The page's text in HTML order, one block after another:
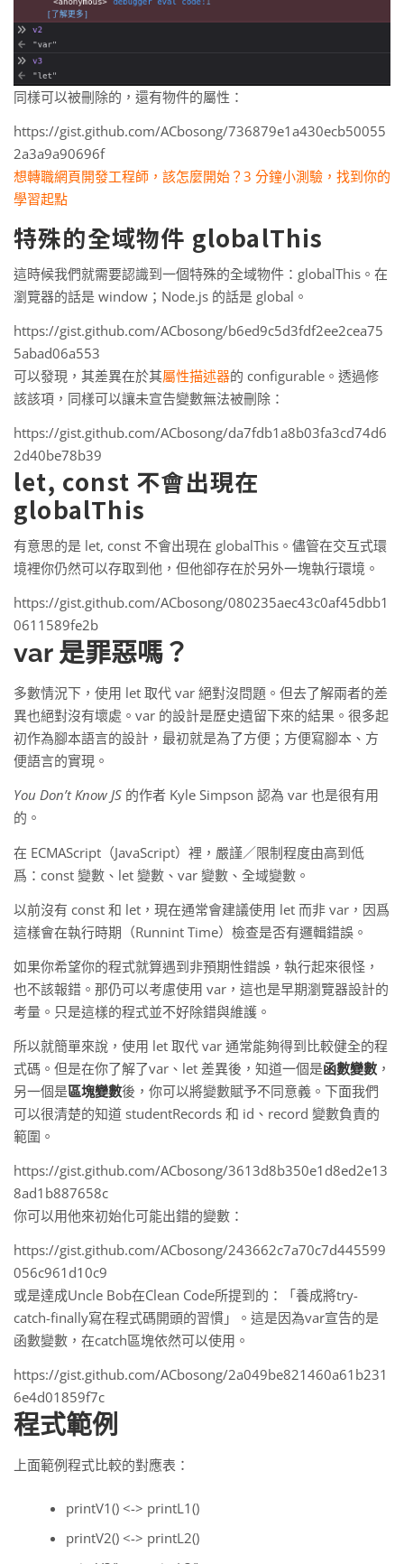
同樣可以被刪除的，還有物件的屬性：
https://gist.github.com/ACbosong/736879e1a430ecb50055
2a3a9a90696f
想轉職網頁開發工程師，該怎麼開始？3 分鐘小測驗，找到你的
學習起點
特殊的全域物件 globalThis
這時候我們就需要認識到一個特殊的全域物件：globalThis。在
瀏覽器的話是 window；Node.js 的話是 global。
https://gist.github.com/ACbosong/b6ed9c5d3fdf2ee2cea75
5abad06a553
可以發現，其差異在於其屬性描述器的 configurable。透過修
該該項，同樣可以讓未宣告變數無法被刪除：
https://gist.github.com/ACbosong/da7fdb1a8b03fa3cd74d6
2d40be78b39
let, const 不會出現在
globalThis
有意思的是 let, const 不會出現在 globalThis。儘管在交互式環
境裡你仍然可以存取到他，但他卻存在於另外一塊執行環境。
https://gist.github.com/ACbosong/080235aec43c0af45dbb1
0611589fe2b
var 是罪惡嗎？
多數情況下，使用 let 取代 var 絕對沒問題。但去了解兩者的差
異也絕對沒有壞處。var 的設計是歷史遺留下來的結果。很多起
初作為腳本語言的設計，最初就是為了方便；方便寫腳本、方
便語言的實現。
You Don’t Know JS 的作者 Kyle Simpson 認為 var 也是很有用
的。
在 ECMAScript（JavaScript）裡，嚴謹／限制程度由高到低
爲：const 變數、let 變數、var 變數、全域變數。
以前沒有 const 和 let，現在通常會建議使用 let 而非 var，因爲
這樣會在執行時期（Runnint Time）檢查是否有邏輯錯誤。
如果你希望你的程式就算遇到非預期性錯誤，執行起來很怪，
也不該報錯。那仍可以考慮使用 var，這也是早期瀏覽器設計的
考量。只是這樣的程式並不好除錯與維護。
所以就簡單來說，使用 let 取代 var 通常能夠得到比較健全的程
式碼。但是在你了解了var、let 差異後，知道一個是函數變數 ，
另一個是區塊變數後，你可以將變數賦予不同意義。下面我們
可以很清楚的知道 studentRecords 和 id、record 變數負責的
範圍。
https://gist.github.com/ACbosong/3613d8b350e1d8ed2e13
8ad1b887658c
你可以用他來初始化可能出錯的變數：
https://gist.github.com/ACbosong/243662c7a70c7d445599
056c961d10c9
或是達成Uncle Bob在Clean Code所提到的：「養成將try-
catch-finally寫在程式碼開頭的習慣」。這是因為var宣告的是
函數變數，在catch區塊依然可以使用。
https://gist.github.com/ACbosong/2a049be821460a61b231
6e4d01859f7c
程式範例
上面範例程式比較的對應表：
printV1() <-> printL1()
printV2() <-> printL2()